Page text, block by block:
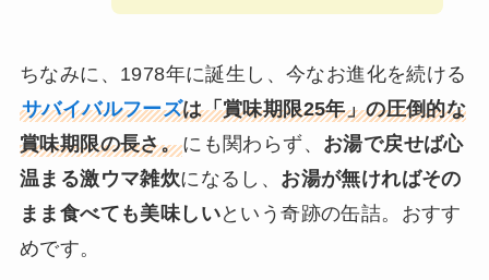
ちなみに、1978年に誕生し、今なお進化を続ける
サバイバルフーズは「賞味期限25年」の圧倒的な
賞味期限の長さ。にも関わらず、 お湯で戻せば心
温まる激ウマ雑炊になるし、 お湯が無ければその
まま食べても美味しいという奇跡の缶詰。おすす
めです。